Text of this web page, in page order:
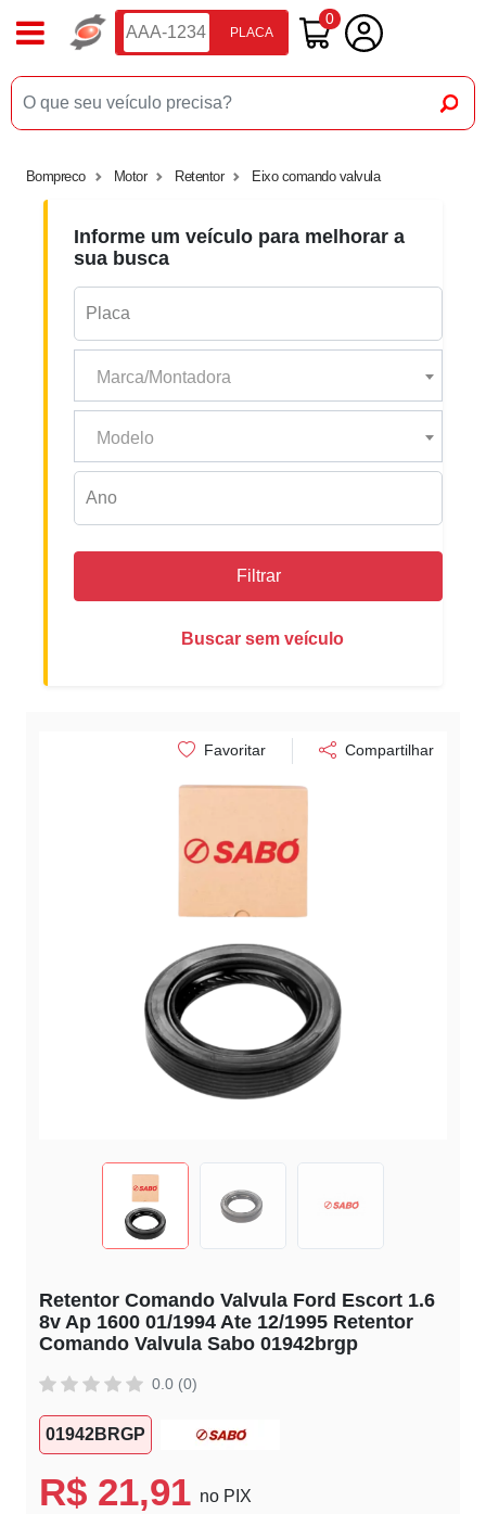
PLACA
0
Bompreco Motor Retentor Eixo comando valvula
Informe um veículo para melhorar a
sua busca
Marca/Montadora
Modelo
Filtrar
Buscar sem veículo
Favoritar Compartilhar
Retentor Comando Valvula Ford Escort 1.6
8v Ap 1600 01/1994 Ate 12/1995 Retentor
Comando Valvula Sabo 01942brgp
0.0 (0)
01942BRGP
R$ 21,91 no PIX